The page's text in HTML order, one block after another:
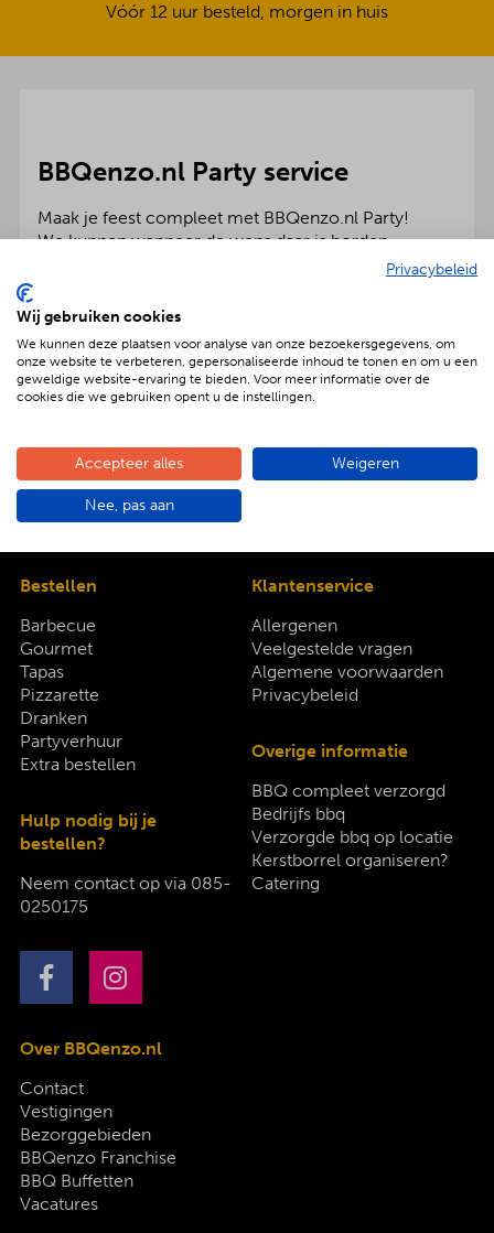
Vóór 12 uur besteld, morgen in huis
BBQenzo.nl Party service
Maak je feest compleet met BBQenzo.nl Party!
We kunnen wanneer de wens daar is borden,
bestek, glaswerk, partytenten en meubelen voor
helemaal nergens meer zorgen over te maken!
Bekijk hier ons complete aanbod
Bestellen
Barbecue
Gourmet
Tapas
Pizzarette
Dranken
Partyverhuur
Extra bestellen
Hulp nodig bij je
bestellen?
Neem contact op via 085-
0250175
Klantenservice
Allergenen
Veelgestelde vragen
Algemene voorwaarden
Privacybeleid
Overige informatie
BBQ compleet verzorgd
Bedrijfs bbq
Verzorgde bbq op locatie
Kerstborrel organiseren?
Catering
Over BBQenzo.nl
Contact
Vestigingen
Bezorggebieden
BBQenzo Franchise
BBQ Buffetten
Vacatures
Privacybeleid
Wij gebruiken cookies
We kunnen deze plaatsen voor analyse van onze bezoekersgegevens, om
onze website te verbeteren, gepersonaliseerde inhoud te tonen en om u een
geweldige website-ervaring te bieden. Voor meer informatie over de
cookies die we gebruiken opent u de instellingen.
Accepteer alles Weigeren
Nee, pas aan